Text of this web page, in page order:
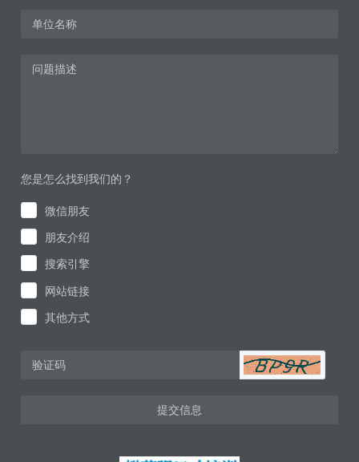
您是怎么找到我们的？
微信朋友
朋友介绍
搜索引擎
网站链接
其他方式
提交信息